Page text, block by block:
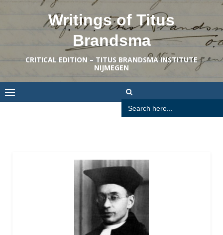
Writings of Titus
Brandsma
CRITICAL EDITION – TITUS BRANDSMA INSTITUTE
NIJMEGEN
Search
for: